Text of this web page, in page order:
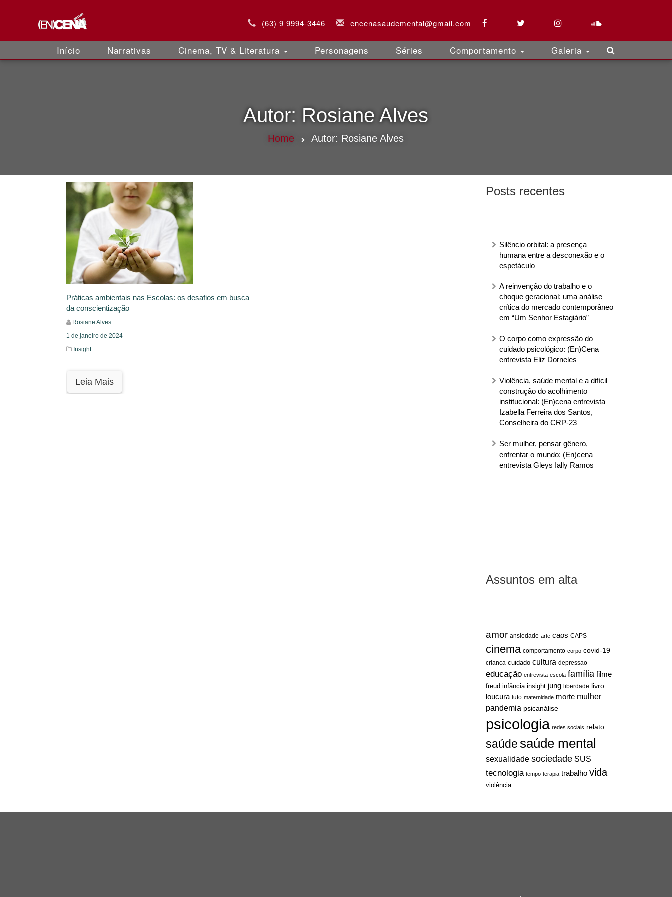
(63) 9 9994-3446 encenasaudemental@gmail.com
Início Narrativas Cinema, TV & Literatura Personagens Séries Comportamento Galeria
Autor: Rosiane Alves
Home Autor: Rosiane Alves
Posts recentes
Silêncio orbital: a presença
humana entre a desconexão e o
espetáculo
A reinvenção do trabalho e o
choque geracional: uma análise
crítica do mercado contemporâneo
em “Um Senhor Estagiário”
O corpo como expressão do
cuidado psicológico: (En)Cena
entrevista Eliz Dorneles
Violência, saúde mental e a difícil
construção do acolhimento
institucional: (En)cena entrevista
Izabella Ferreira dos Santos,
Conselheira do CRP-23
Ser mulher, pensar gênero,
enfrentar o mundo: (En)cena
entrevista Gleys Ially Ramos
Assuntos em alta
amor ansiedade arte caos CAPS
cinema comportamento corpo covid-19
crianca cuidado cultura depressao
educação entrevista escola família filme
freud infância insight jung liberdade livro
loucura luto maternidade morte mulher
pandemia psicanálise
psicologia redes sociais relato
saúdesaúde mental
sexualidade sociedade SUS
tecnologia tempo terapia trabalho vida
violência
Práticas ambientais nas Escolas: os desafios em busca
da conscientização
Rosiane Alves
1 de janeiro de 2024
Insight
Leia Mais